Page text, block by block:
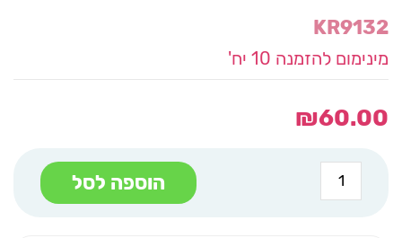
KR9132
מינימום להזמנה 10 יח'
₪60.00
כמות
של
ורטה
הוספה לסל